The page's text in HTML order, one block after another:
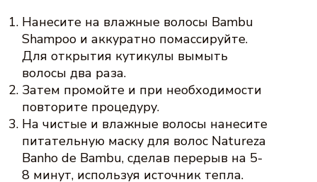
Нанесите на влажные волосы Bambu
Shampoo и аккуратно помассируйте.
Для открытия кутикулы вымыть
волосы два раза.
Затем промойте и при необходимости
повторите процедуру.
На чистые и влажные волосы нанесите
питательную маску для волос Natureza
Banho de Bambu, сделав перерыв на 5-
8 минут, используя источник тепла.